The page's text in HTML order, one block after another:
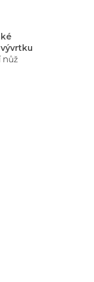
vývrtku
nůž